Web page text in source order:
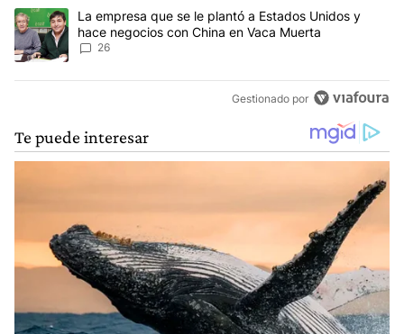
Un artículo de tendencia con el título "La empresa que se le
La empresa que se le plantó a Estados Unidos y
hace negocios con China en Vaca Muerta
26
Gestionado por